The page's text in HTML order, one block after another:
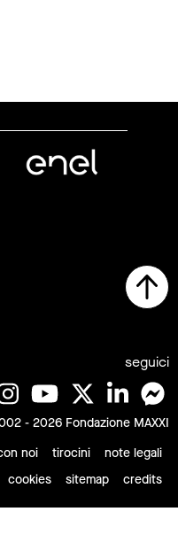
seguici
- 2026 Fondazione MAXXI
noi tirocini
note legali
cookies sitemap credits